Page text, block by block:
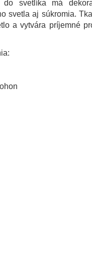
do svetlíka má
svetla aj súkromia.
a vytvára príjemné